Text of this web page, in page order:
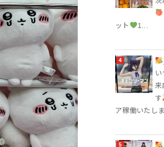
ット
1...
来
す
ア稼働いたし